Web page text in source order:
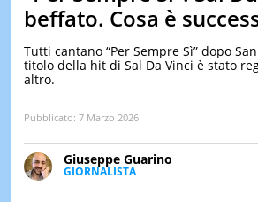
beffato. Cosa è
Tutti cantano “Per Sempre Sì” dopo
titolo della hit di Sal Da Vinci è stato
altro.
Pubblicato: 7 Marzo 2026
Giuseppe Guarino
GIORNALISTA
Ph(D) in Diritto Comparato e